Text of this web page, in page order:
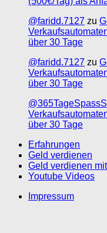
@faridd.7127 zu
über 30 Tage
@faridd.7127 zu
über 30 Tage
über 30 Tage
Erfahrungen
Geld verdienen
Geld verdienen mit
Youtube Videos
Impressum